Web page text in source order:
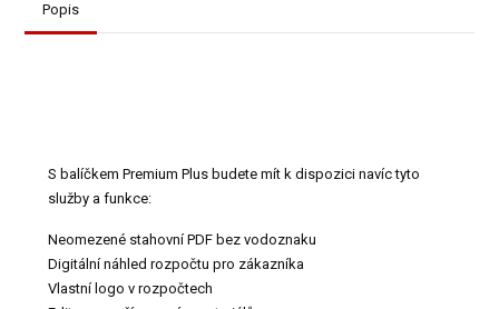
Popis
S balíčkem Premium Plus budete mít k dispozici navíc tyto
služby a funkce:
Neomezené stahovní PDF bez vodoznaku
Digitální náhled rozpočtu pro zákazníka
Vlastní logo v rozpočtech